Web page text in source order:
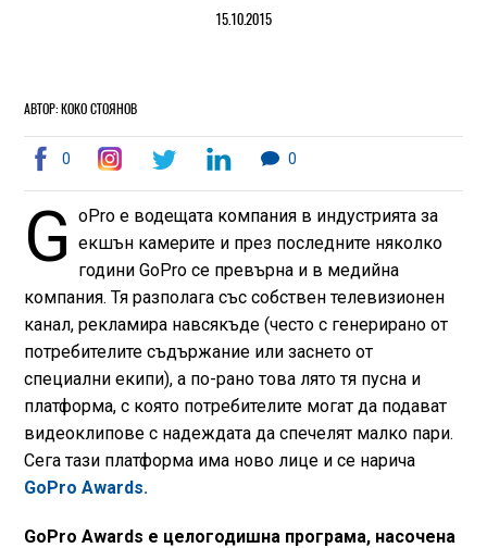
15.10.2015
АВТОР: КОКО СТОЯНОВ
0 0
G oPro е водещата компания в индустрията за
екшън камерите и през последните няколко
години GoPro се превърна и в медийна
компания. Тя разполага със собствен телевизионен
канал, рекламира навсякъде (често с генерирано от
потребителите съдържание или заснето от
специални екипи), а по-рано това лято тя пусна и
платформа, с която потребителите могат да подават
видеоклипове с надеждата да спечелят малко пари.
Сега тази платформа има ново лице и се нарича
GoPro Awards.
GoPro Awards е целогодишна програма, насочена